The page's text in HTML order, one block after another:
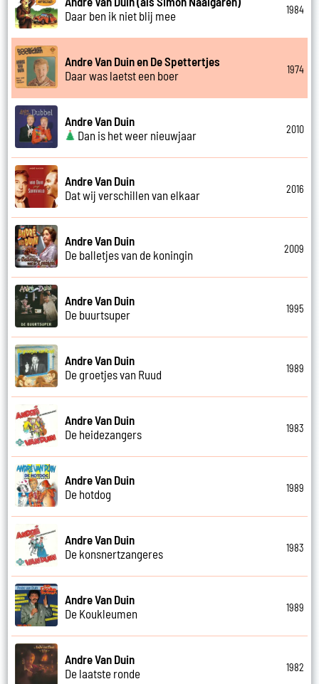
Daar ben ik niet blij mee
1984
Andre Van Duin en De Spettertjes
Daar was laetst een boer
1974
Andre Van Duin
Dan is het weer nieuwjaar
2010
Andre Van Duin
Dat wij verschillen van elkaar
2016
Andre Van Duin
De balletjes van de koningin
2009
Andre Van Duin
De buurtsuper
1995
Andre Van Duin
De groetjes van Ruud
1989
Andre Van Duin
De heidezangers
1983
Andre Van Duin
De hotdog
1989
Andre Van Duin
De konsnertzangeres
1983
Andre Van Duin
De Koukleumen
1989
Andre Van Duin
De laatste ronde
1982